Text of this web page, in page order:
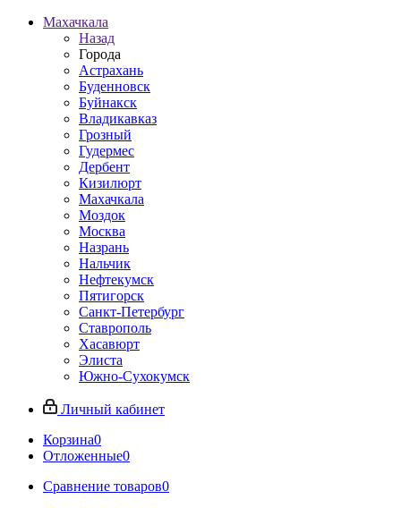
Махачкала
Назад
Города
Астрахань
Буденновск
Буйнакск
Владикавказ
Грозный
Гудермес
Дербент
Кизилюрт
Махачкала
Моздок
Москва
Назрань
Нальчик
Нефтекумск
Пятигорск
Санкт-Петербург
Ставрополь
Хасавюрт
Элиста
Южно-Сухокумск
Личный кабинет
Корзина0
Отложенные0
Сравнение товаров0